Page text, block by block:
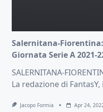
Salernitana-
Giornata Serie A 2021-
SALERNITANA-
La redazione di
Jacopo Formia Apr 24,